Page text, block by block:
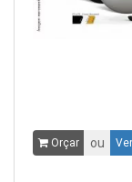
Orçar ou